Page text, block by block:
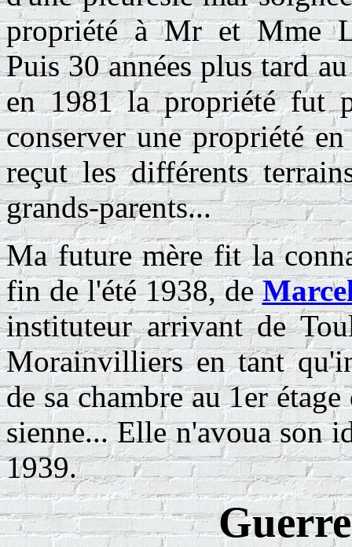
propriété à Mr et Mme
Puis 30 années plus tard
en 1981 la propriété fut
conserver une propriété
reçut les différents
grands-parents...
Ma future mère fit la
fin de l'été 1938, de
instituteur arrivant de
Morainvilliers en tant
de sa chambre au 1er
sienne... Elle n'avoua son
1939.